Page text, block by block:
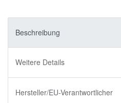
Beschreibung
Weitere Details
Hersteller/EU-Verantwortlicher